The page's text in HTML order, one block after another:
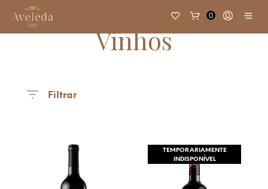
0
Vinhos
Filtrar
TEMPORARIAMENTE
INDISPONÍVEL